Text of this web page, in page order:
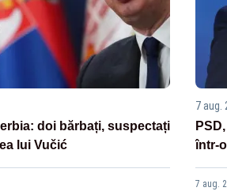
doi bărbați, suspectați
lui Vučić
7 aug.
într-
7 aug.